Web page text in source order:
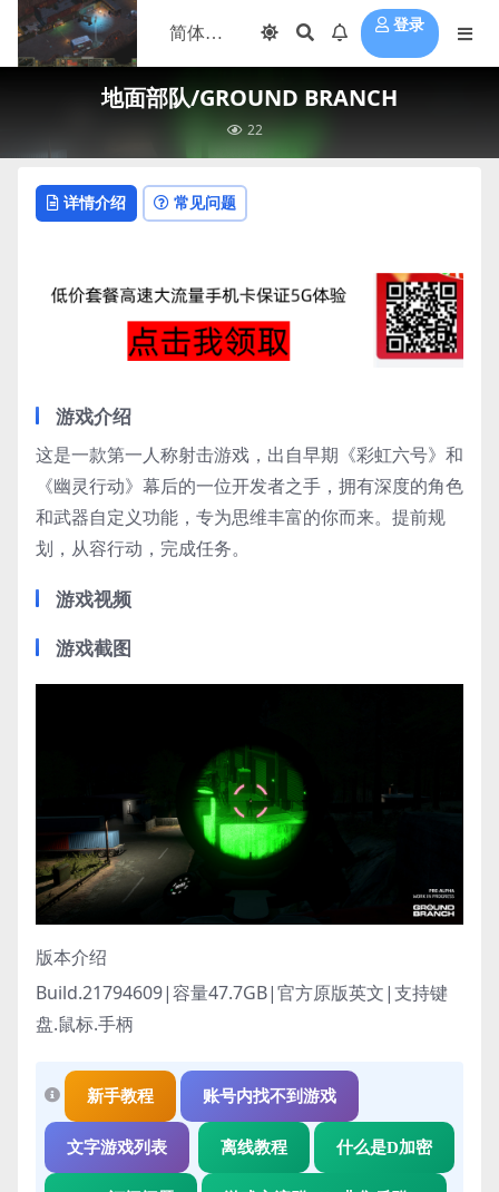
登录
地面部队/GROUND BRANCH
22
详情介绍 常见问题
游戏介绍
这是一款第一人称射击游戏，出自早期《彩虹六号》和
《幽灵行动》幕后的一位开发者之手，拥有深度的角色
和武器自定义功能，专为思维丰富的你而来。提前规
划，从容行动，完成任务。
游戏视频
游戏截图
版本介绍
Build.21794609|容量47.7GB|官方原版英文|支持键
盘.鼠标.手柄
新手教程 账号内找不到游戏
文字游戏列表 离线教程 什么是D加密